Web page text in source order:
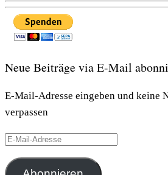
Neue Beiträge via E-Mail
E-Mail-Adresse eingeben und keine
verpassen
E-
Adresse